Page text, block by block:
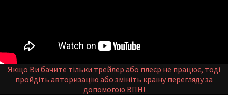
Якщо Ви бачите тільки трейлер або плеєр не працює, тоді
пройдіть авторизацію або змініть країну перегляду за
допомогою ВПН!